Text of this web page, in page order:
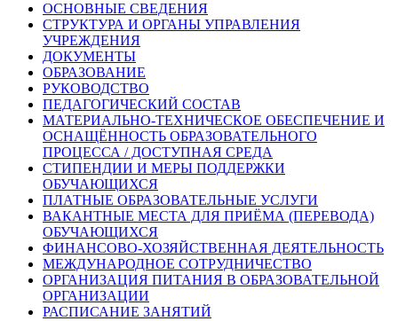
ОСНОВНЫЕ СВЕДЕНИЯ
СТРУКТУРА И ОРГАНЫ УПРАВЛЕНИЯ
УЧРЕЖДЕНИЯ
ДОКУМЕНТЫ
ОБРАЗОВАНИЕ
РУКОВОДСТВО
ПЕДАГОГИЧЕСКИЙ СОСТАВ
МАТЕРИАЛЬНО-ТЕХНИЧЕСКОЕ ОБЕСПЕЧЕНИЕ И
ОСНАЩЁННОСТЬ ОБРАЗОВАТЕЛЬНОГО
ПРОЦЕССА / ДОСТУПНАЯ СРЕДА
СТИПЕНДИИ И МЕРЫ ПОДДЕРЖКИ
ОБУЧАЮЩИХСЯ
ПЛАТНЫЕ ОБРАЗОВАТЕЛЬНЫЕ УСЛУГИ
ВАКАНТНЫЕ МЕСТА ДЛЯ ПРИЁМА (ПЕРЕВОДА)
ОБУЧАЮЩИХСЯ
ФИНАНСОВО-ХОЗЯЙСТВЕННАЯ ДЕЯТЕЛЬНОСТЬ
МЕЖДУНАРОДНОЕ СОТРУДНИЧЕСТВО
ОРГАНИЗАЦИЯ ПИТАНИЯ В ОБРАЗОВАТЕЛЬНОЙ
ОРГАНИЗАЦИИ
РАСПИСАНИЕ ЗАНЯТИЙ